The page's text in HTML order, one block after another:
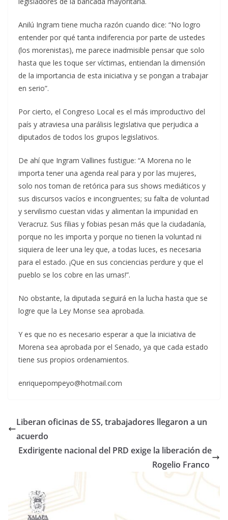
Anilú Ingram tiene mucha razón cuando dice: “No logro
entender por qué tanta indiferencia por parte de ustedes
(los morenistas), me parece inadmisible pensar que solo
hasta que les toque ser víctimas, entiendan la dimensión
de la importancia de esta iniciativa y se pongan a trabajar
en serio”.
Por cierto, el Congreso Local es el más improductivo del
país y atraviesa una parálisis legislativa que perjudica a
diputados de todos los grupos legislativos.
De ahí que Ingram Vallines fustigue: “A Morena no le
importa tener una agenda real para y por las mujeres,
solo nos toman de retórica para sus shows mediáticos y
sus discursos vacíos e incongruentes; su falta de voluntad
y servilismo cuestan vidas y alimentan la impunidad en
Veracruz. Sus filias y fobias pesan más que la ciudadanía,
porque no les importa y porque no tienen la voluntad ni
siquiera de leer una ley que, a todas luces, es necesaria
para el estado. ¡Que en sus conciencias perdure y que el
pueblo se los cobre en las urnas!”.
No obstante, la diputada seguirá en la lucha hasta que se
logre que la Ley Monse sea aprobada.
Y es que no es necesario esperar a que la iniciativa de
Morena sea aprobada por el Senado, ya que cada estado
tiene sus propios ordenamientos.
enriquepompeyo@hotmail.com
Liberan oficinas de SS, trabajadores llegaron a un
acuerdo
Exdirigente nacional del PRD exige la liberación de
Rogelio Franco